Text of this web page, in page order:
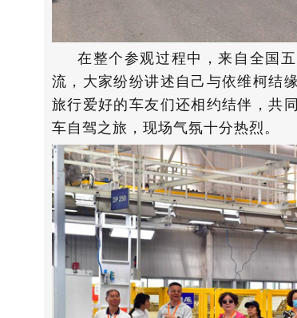
在整个参观过程中，来自全国
流，大家纷纷讲述自己与依维柯结
旅行爱好的车友们还相约结伴，共
车自驾之旅，现场气氛十分热烈。